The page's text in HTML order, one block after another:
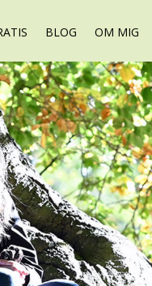
BLOG OM MIG